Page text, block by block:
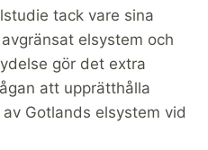
tack vare sina
elsystem och
gör det extra
att upprätthålla
Gotlands elsystem vid